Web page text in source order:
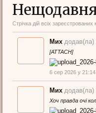
Стрічка дій всіх
Мих додав(ла)
[ATTACH]
6 сер 2026 у 21:14
Мих додав(ла)
Хоч правда очі